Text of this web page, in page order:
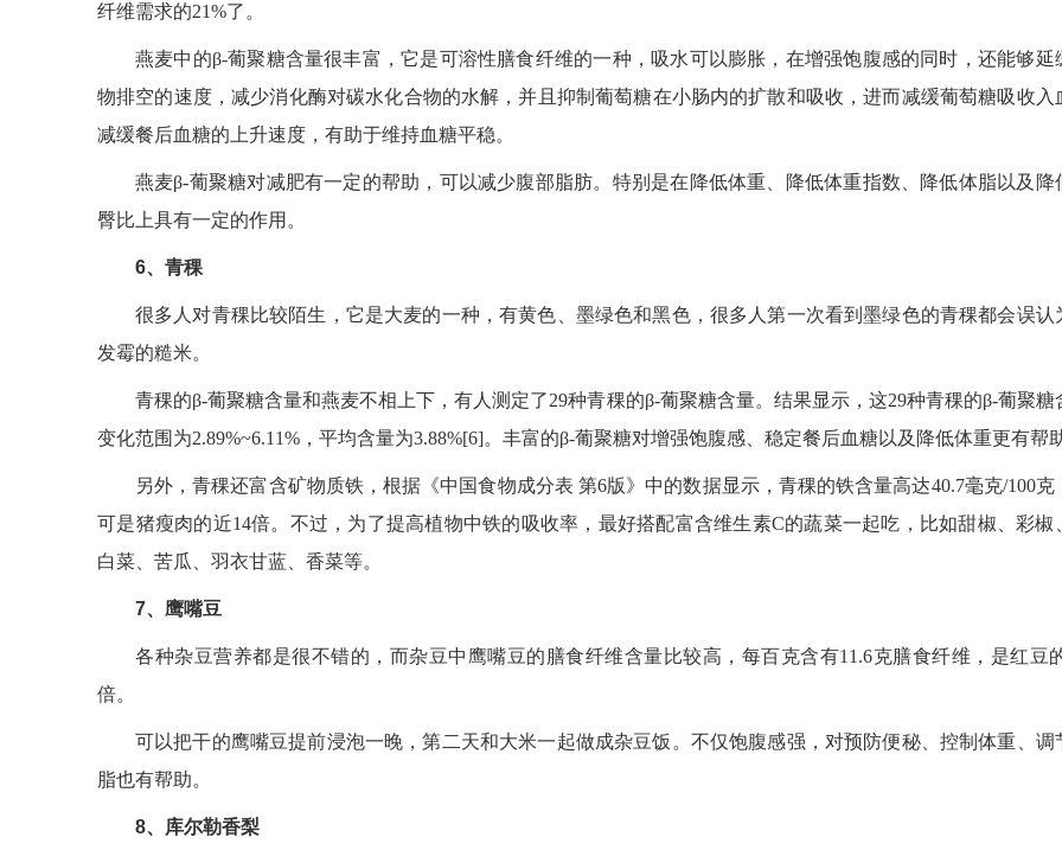
纤维需求的21%了。
燕麦中的β-葡聚糖含量很丰富，它是可溶性膳食纤维的一种，吸水可以膨胀，在增强饱腹感的同时，还能够延
物排空的速度，减少消化酶对碳水化合物的水解，并且抑制葡萄糖在小肠内的扩散和吸收，进而减缓葡萄糖吸收入
减缓餐后血糖的上升速度，有助于维持血糖平稳。
燕麦β-葡聚糖对减肥有一定的帮助，可以减少腹部脂肪。特别是在降低体重、降低体重指数、降低体脂以及降
臀比上具有一定的作用。
6、青稞
很多人对青稞比较陌生，它是大麦的一种，有黄色、墨绿色和黑色，很多人第一次看到墨绿色的青稞都会误认
发霉的糙米。
青稞的β-葡聚糖含量和燕麦不相上下，有人测定了29种青稞的β-葡聚糖含量。结果显示，这29种青稞的β-葡聚糖
变化范围为2.89%~6.11%，平均含量为3.88%[6]。丰富的β-葡聚糖对增强饱腹感、稳定餐后血糖以及降低体重更有帮助
另外，青稞还富含矿物质铁，根据《中国食物成分表 第6版》中的数据显示，青稞的铁含量高达40.7毫克/100克
可是猪瘦肉的近14倍。不过，为了提高植物中铁的吸收率，最好搭配富含维生素C的蔬菜一起吃，比如甜椒、彩椒
白菜、苦瓜、羽衣甘蓝、香菜等。
7、鹰嘴豆
各种杂豆营养都是很不错的，而杂豆中鹰嘴豆的膳食纤维含量比较高，每百克含有11.6克膳食纤维，是红豆
倍。
可以把干的鹰嘴豆提前浸泡一晚，第二天和大米一起做成杂豆饭。不仅饱腹感强，对预防便秘、控制体重、调
脂也有帮助。
8、库尔勒香梨